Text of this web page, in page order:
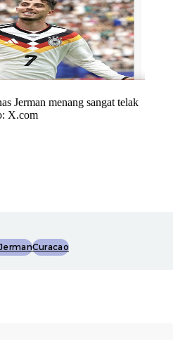
Jerman menang sangat telak
X.com
Curacao